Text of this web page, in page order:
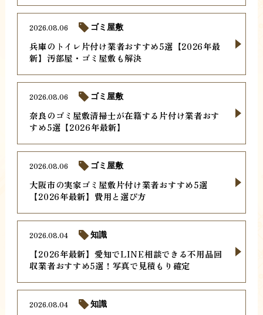
兵庫のトイレ片付け業者おすすめ5選【2026年最
新】汚部屋・ゴミ屋敷も解決
2026.08.06 ゴミ屋敷
奈良のゴミ屋敷清掃士が在籍する片付け業者おす
すめ5選【2026年最新】
2026.08.06 ゴミ屋敷
大阪市の実家ゴミ屋敷片付け業者おすすめ5選
【2026年最新】費用と選び方
2026.08.06 ゴミ屋敷
【2026年最新】愛知でLINE相談できる不用品回
収業者おすすめ5選！写真で見積もり確定
2026.08.04 知識
2026.08.04 知識